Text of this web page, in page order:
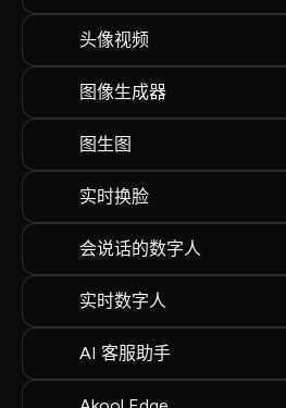
头像视频
图像生成器
图生图
实时换脸
会说话的数字人
实时数字人
AI 客服助手